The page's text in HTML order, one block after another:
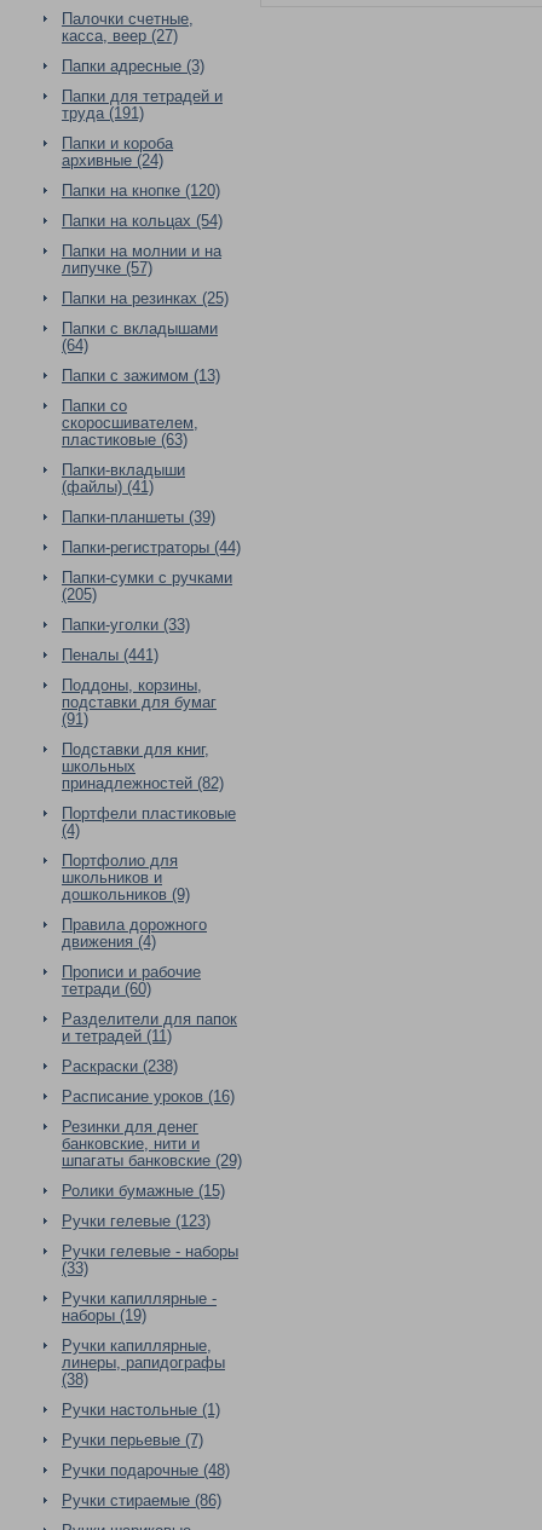
Палочки счетные,
касса, веер (27)
Папки адресные (3)
Папки для тетрадей и
труда (191)
Папки и короба
архивные (24)
Папки на кнопке (120)
Папки на кольцах (54)
Папки на молнии и на
липучке (57)
Папки на резинках (25)
Папки с вкладышами
(64)
Папки с зажимом (13)
Папки со
скоросшивателем,
пластиковые (63)
Папки-вкладыши
(файлы) (41)
Папки-планшеты (39)
Папки-регистраторы (44)
Папки-сумки с ручками
(205)
Папки-уголки (33)
Пеналы (441)
Поддоны, корзины,
подставки для бумаг
(91)
Подставки для книг,
школьных
принадлежностей (82)
Портфели пластиковые
(4)
Портфолио для
школьников и
дошкольников (9)
Правила дорожного
движения (4)
Прописи и рабочие
тетради (60)
Разделители для папок
и тетрадей (11)
Раскраски (238)
Расписание уроков (16)
Резинки для денег
банковские, нити и
шпагаты банковские (29)
Ролики бумажные (15)
Ручки гелевые (123)
Ручки гелевые - наборы
(33)
Ручки капиллярные -
наборы (19)
Ручки капиллярные,
линеры, рапидографы
(38)
Ручки настольные (1)
Ручки перьевые (7)
Ручки подарочные (48)
Ручки стираемые (86)